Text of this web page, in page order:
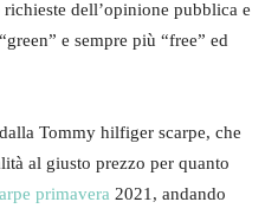
dell’opinione pubblica e
e sempre più “free” ed
Tommy hilfiger scarpe, che
al giusto prezzo per quanto
primavera 2021, andando